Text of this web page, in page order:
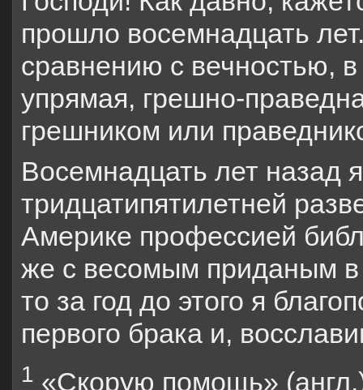
прошло восемнадцать
сравнению с вечностью,
упрямая, грешно-
грешником или
Восемнадцать лет назад
тридцатипятилетней
Америке профессией
же с весомым приданым в
то за год до этого я
первого брака и,
1 «Скорую помощь»